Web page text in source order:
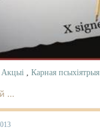
Акцыі ,Карная псыхіятрыя
...